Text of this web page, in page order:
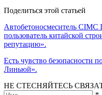
Поделиться этой статьей
Автобетоносмеситель
пользователь китайской
репутацию».
Есть чувство безопасности
Линьюй».
НЕ СТЕСНЯЙТЕСЬ